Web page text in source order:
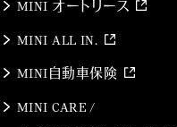
MINI オートリース
MINI ALL IN.
MINI自動車保険
MINI CARE /